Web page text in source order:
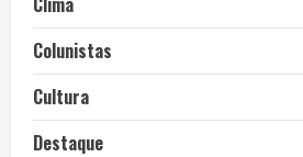
Colunistas
Cultura
Destaque